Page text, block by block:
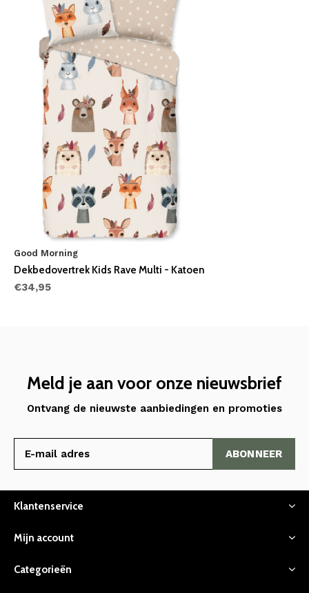
Good Morning
Dekbedovertrek Kids Rave Multi - Katoen
€34,95
Meld je aan voor onze nieuwsbrief
Ontvang de nieuwste aanbiedingen en promoties
ABONNEER
Klantenservice
Mijn account
Categorieën